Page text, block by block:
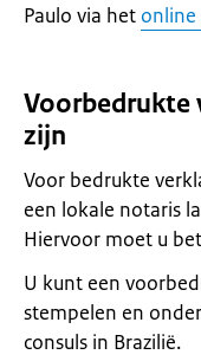
Paulo via het online
Voorbedrukte
zijn
Voor bedrukte
een lokale notaris
Hiervoor moet u
U kunt een
stempelen en
consuls in Brazilië.